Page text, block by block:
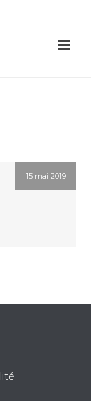
15 mai 2019